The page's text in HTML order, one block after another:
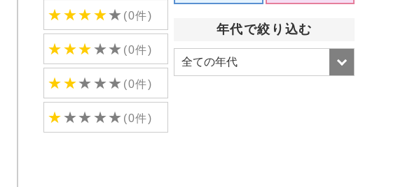
★★★★★ (0件)
★★★★★ (0件)
★★★★★ (0件)
★★★★★ (0件)
年代で絞り込む